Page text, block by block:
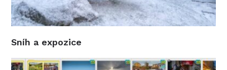
Sníh a expozice